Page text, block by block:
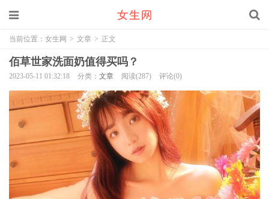
当前位置： 女生网 > 文章 > 正文
佰草世家洗面奶值得买吗？
2023-05-11 01:32:18 分类： 文章 阅读(287) 评论(0)